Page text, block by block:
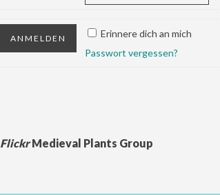
Erinnere dich an mich
Passwort vergessen?
FlickrMedieval Plants Group